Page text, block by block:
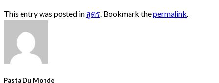
This entry was posted in สูตร. Bookmark thepermalink.
Pasta Du Monde